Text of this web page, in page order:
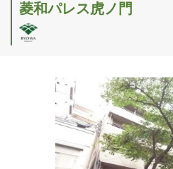
菱和パレス虎ノ門